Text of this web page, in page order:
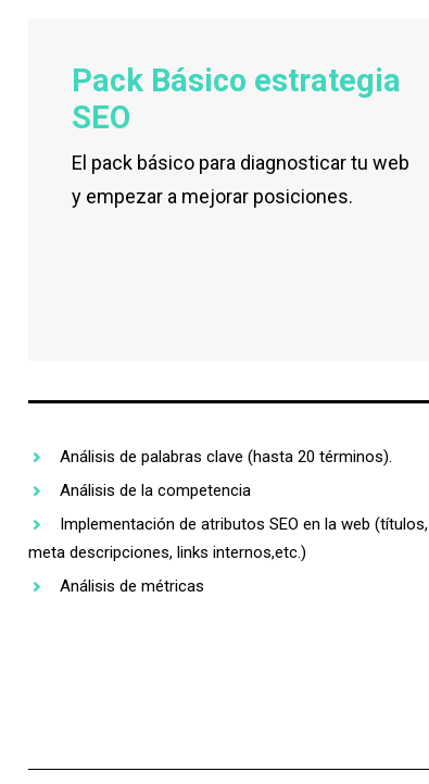
Pack Básico estrategia
SEO
El pack básico para diagnosticar tu web
y empezar a mejorar posiciones.
Análisis de palabras clave (hasta 20 términos).
Análisis de la competencia
Implementación de atributos SEO en la web (títulos,
meta descripciones, links internos,etc.)
Análisis de métricas